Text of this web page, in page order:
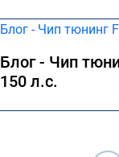
Блог - Чип
150 л.с.